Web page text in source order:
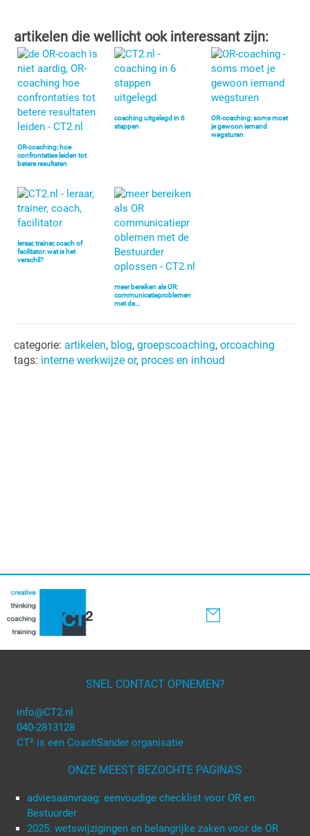
artikelen die wellicht ook interessant zijn:
OR-coaching: hoe
confrontaties leiden tot
betere resultaten
coaching uitgelegd in 6
stappen
OR-coaching: soms moet
je gewoon iemand
wegsturen
leraar, trainer, coach of
facilitator: wat is het
verschil?
meer bereiken als OR:
communicatieproblemen
met de…
categorie: artikelen, blog, groepscoaching, orcoaching
tags: interne werkwijze or, proces en inhoud
SNEL CONTACT OPNEMEN?
info@CT2.nl
040-2813128
CT² is een CoachSander organisatie
ONZE MEEST BEZOCHTE PAGINA'S
adviesaanvraag: eenvoudige checklist voor OR en
Bestuurder
2025: wetswijzigingen en belangrijke zaken voor de OR